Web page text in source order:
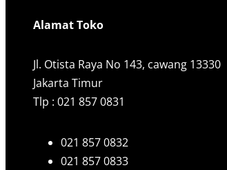
Alamat Toko
Jl. Otista Raya No 143, cawang 13330
Jakarta Timur
Tlp : 021 857 0831
021 857 0832
021 857 0833